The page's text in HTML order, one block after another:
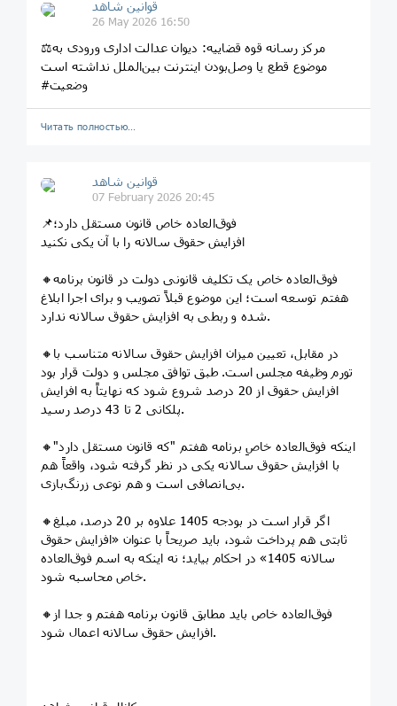
قوانین‌ شاهد
26 May 2026 16:50
⚖مرکز رسانه قوه قضاییه: دیوان عدالت اداری ورودی به
موضوع قطع یا وصل‌بودن اینترنت بین‌الملل نداشته است
#وضعیت
Читать полностью…
قوانین‌ شاهد
07 February 2026 20:45
📌فوق‌العاده خاص قانون مستقل دارد؛
افزایش حقوق سالانه را با آن یکی نکنید
🔸فوق‌العاده خاص یک تکلیف قانونی دولت در قانون برنامه
هفتم توسعه است؛ این موضوع قبلاً تصویب و برای اجرا ابلاغ
شده و ربطی به افزایش حقوق سالانه ندارد.
🔸در مقابل، تعیین میزان افزایش حقوق سالانه متناسب با
تورم وظیفه مجلس است. طبق توافق مجلس و دولت قرار بود
افزایش حقوق از 20 درصد شروع شود که نهایتاً به افزایش
پلکانی 2 تا 43 درصد رسید.
🔸اینکه فوق‌العاده خاصِ برنامه هفتم "که قانون مستقل دارد"
با افزایش حقوق سالانه یکی در نظر گرفته شود، واقعاً هم
بی‌انصافی است و هم نوعی زرنگ‌بازی.
🔸اگر قرار است در بودجه 1405 علاوه بر 20 درصد، مبلغ
ثابتی هم پرداخت شود، باید صریحاً با عنوان «افزایش حقوق
سالانه 1405» در احکام بیاید؛ نه اینکه به اسم فوق‌العاده
خاص محاسبه شود.
🔸فوق‌العاده خاص باید مطابق قانون برنامه هفتم و جدا از
افزایش حقوق سالانه اعمال شود.